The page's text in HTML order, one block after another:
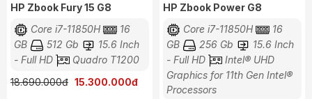
HP Zbook Fury 15 G8
Core i7-11850H
16
GB
512 Gb
15.6 Inch
- Full HD
Quadro T1200
18.690.000đ 15.300.000đ
HP Zbook Power G8
Core i7-11850H
16
GB
256 Gb
15.6 Inch
- Full HD
Intel® UHD
Graphics for 11th Gen Intel®
Processors